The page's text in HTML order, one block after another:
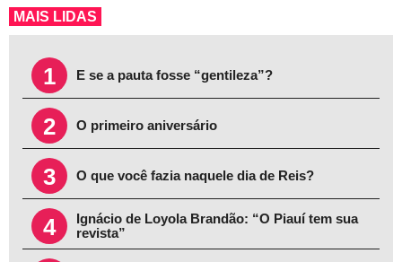
MAIS LIDAS
1 E se a pauta fosse “gentileza”?
2 O primeiro aniversário
3 O que você fazia naquele dia de Reis?
4
Ignácio de Loyola Brandão: “O Piauí tem sua
revista”